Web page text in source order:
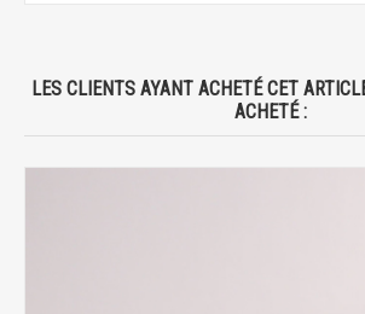
LES CLIENTS AYANT ACHETÉ CET
ACHETÉ :